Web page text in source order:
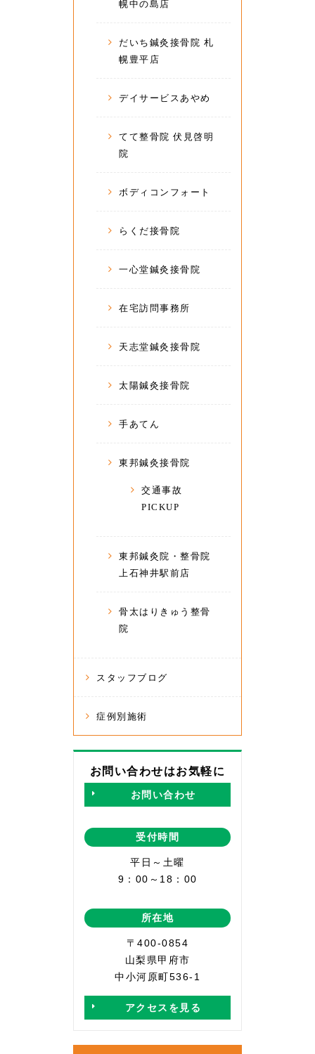
幌中の島店
だいち鍼灸接骨院 札
幌豊平店
デイサービスあやめ
てて整骨院 伏見啓明
院
ボディコンフォート
らくだ接骨院
一心堂鍼灸接骨院
在宅訪問事務所
天志堂鍼灸接骨院
太陽鍼灸接骨院
手あてん
東邦鍼灸接骨院
交通事故
PICKUP
東邦鍼灸院・整骨院
上石神井駅前店
骨太はりきゅう整骨
院
スタッフブログ
症例別施術
お問い合わせはお気軽に
お問い合わせ
受付時間
平日～土曜
9：00～18：00
所在地
〒400-0854
山梨県甲府市
中小河原町536-1
アクセスを見る